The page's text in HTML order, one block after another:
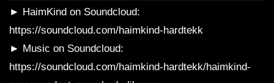
Zahni vs. ILL PaTRon & Kanna[d]iss @
► HaimKind on Soundcloud:
https://soundcloud.com/haimkind-hardtekk
► Music on Soundcloud:
https://soundcloud.com/haimkind-hardtekk/haimkind-